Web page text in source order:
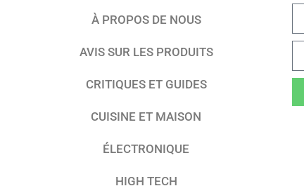
À PROPOS DE NOUS
AVIS SUR LES PRODUITS
CRITIQUES ET GUIDES
CUISINE ET MAISON
ÉLECTRONIQUE
HIGH TECH